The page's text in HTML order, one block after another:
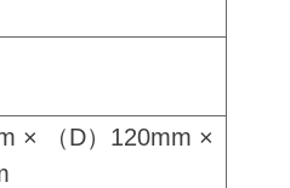
× （D）120mm ×